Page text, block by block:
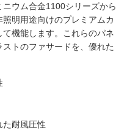
ウム合金1100シリーズから
明用途向けのプレミアムカ
機能します。これらのパネ
トのファサードを、優れた
た耐風圧性